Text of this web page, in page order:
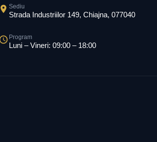
Sediu
Strada Industriilor 149, Chiajna, 077040
Program
Luni – Vineri: 09:00 – 18:00